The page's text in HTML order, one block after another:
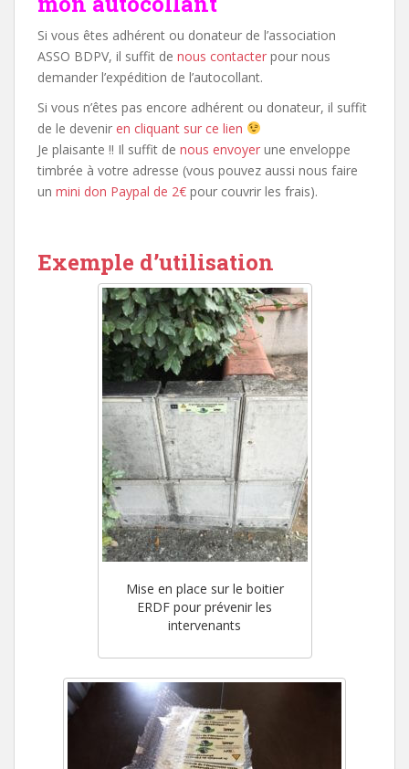
Si vous êtes adhérent ou donateur de l’association
ASSO BDPV, il suffit de nous contacter pour nous
demander l’expédition de l’autocollant.
Si vous n’êtes pas encore adhérent ou donateur, il suffit
de le devenir en cliquant sur ce lien
Je plaisante !! Il suffit de nous envoyer une enveloppe
timbrée à votre adresse (vous pouvez aussi nous faire
un mini don Paypal de 2€ pour couvrir les frais).
Exemple d’utilisation
Mise en place sur le boitier
ERDF pour prévenir les
intervenants